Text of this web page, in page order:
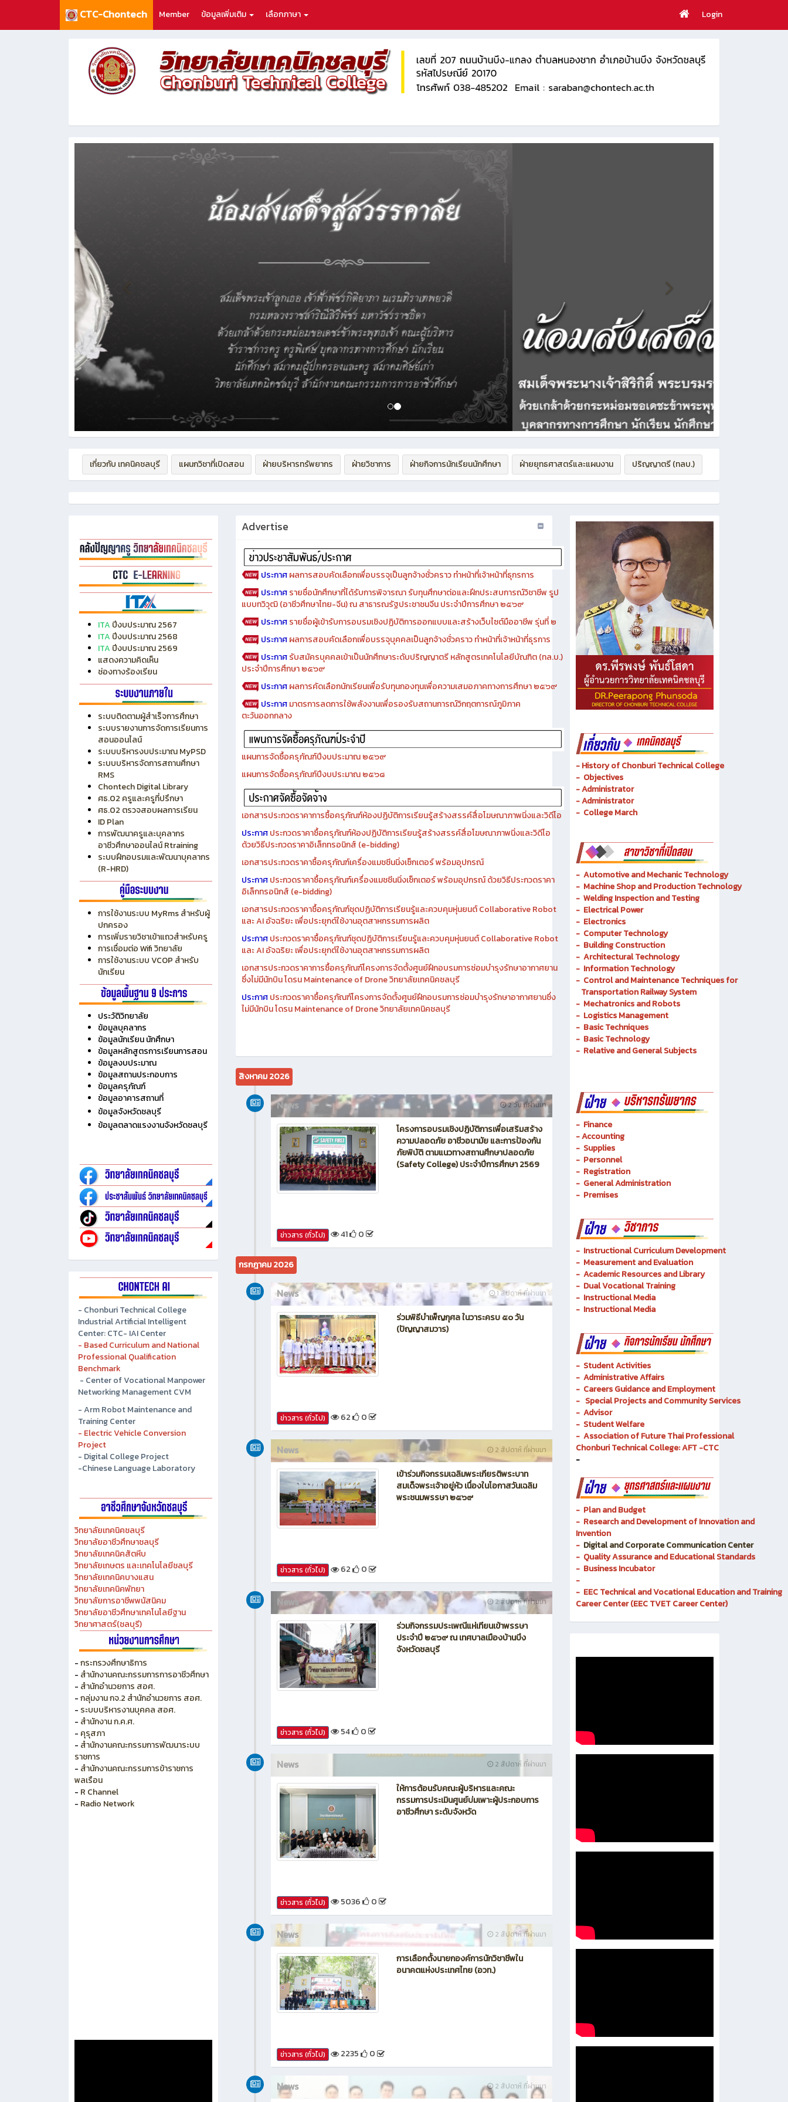
CTC-Chontech Member ข้อมูลเพิ่มเติม เลือกภาษา Login
ITAปีงบประมาณ 2567
ITAปีงบประมาณ 2568
ปีงบประมาณ 2569
แสดงความคิดเห็น
ช่องทางร้องเรียน
ระบบติดตามผู้สำเร็จการศึกษา
ระบบรายงานการจัดการเรียนการ
สอนออนไลน์
ระบบบริหารงบประมาณ MyPSD
ระบบบริหารจัดการสถานศึกษา
RMS
Chontech Digital Library
ศธ.02 ครูและครูที่ปรึกษา
ศธ.02 ตรวจสอบผลการเรียน
ID Plan
การพัฒนาครูและบุคลากร
อาชีวศึกษาออนไลน์ Rtraining
ระบบฝึกอบรมและพัฒนาบุคลากร
(R-HRD)
การใช้งานระบบ MyRms สำหรับผู้
ปกครอง
การเพิ่มรายวิชาเข้าแถวสำหรับครู
การเชื่อมต่อ Wifi วิทยาลัย
การใช้งานระบบ VCOP สำหรับ
นักเรียน
ประวัติวิทยาลัย
ข้อมูลบุคลากร
ข้อมูลนักเรียน นักศึกษา
ข้อมูลหลักสูตรการเรียนการสอน
ข้อมูลงบประมาณ
ข้อมูลสถานประกอบการ
ข้อมูลตลาดแรงงานจังหวัดชลบุรี
- Chonburi Technical College
Industrial Artificial Intelligent
Center: CTC- IAI Center
- Based Curriculum and National
Professional Qualification
Benchmark
- Center of Vocational Manpower
Networking Management CVM
- Arm Robot Maintenance and
Training Center
- Digital College Project
-Chinese Language Laboratory
วิทยาลัยเทคนิคชลบุรี
วิทยาลัยอาชีวศึกษาชลบุรี
วิทยาลัยเทคนิคสัตหีบ
วิทยาลัยเกษตร และเทคโนโลยีชลบุรี
วิทยาลัยเทคนิคบางแสน
วิทยาลัยเทคนิคพัทยา
วิทยาลัยการอาชีพพนัสนิคม
วิทยาลัยอาชีวศึกษาเทคโนโลยีฐาน
วิทยาศาสตร์(ชลบุรี)
- กระทรวงศึกษาธิการ
- สำนักงานคณะกรรมการการอาชีวศึกษา
- สำนักอำนวยการ สอศ.
- กลุ่มงาน กจ.2 สำนักอำนวยการ สอศ.
-ระบบบริหารงานบุคคล สอศ.
- สำนักงาน ก.ค.ศ.
-คุรุสภา
- สำนักงานคณะกรรมการพัฒนาระบบ
ราชการ
Advertise
ประกาศผลการสอบคัดเลือกเพื่อบรรจุเป็นลูกจ้างชั่วคราว ทำหน้าที่เจ้าหน้าที่ธุกรการ
ประกาศรายชื่อนักศึกษาที่ได้รับการพิจารณา รับทุนศึกษาต่อและฝึกประสบการณ์วิชาชีพ รูป
แบบทวิวุฒิ (อาชีวศึกษาไทย-จีน) ณ สาธารณรัฐประชาชนจีน ประจำปีการศึกษา ๒๕๖๙
ประกาศรายชื่อผู้เข้ารับการอบรมเชิงปฏิบัติการออกแบบและสร้างเว็บไซต์มืออาชีพ รุ่นที่ ๒
ประกาศผลการสอบคัดเลือกเพื่อบรรจุบุคคลเป็นลูกจ้างชั่วคราว ทำหน้าที่เจ้าหน้าที่ธุรการ
ประกาศรับสมัครบุคคลเข้าเป็นนักศึกษาระดับปริญญาตรี หลักสูตรเทคโนโลยีบัณฑิต (ทล.บ.)
ประจำปีการศึกษา ๒๕๖๙
ประกาศผลการคัดเลือกนักเรียนเพื่อรับทุนกองทุนเพื่อความเสมอภาคทางการศึกษา ๒๕๖๙
ประกาศมาตรการลดการใช้พลังงานเพื่อรองรับสถานการณ์วิกฤตการณ์ภูมิภาค
ตะวันออกกลาง
แผนการจัดซื้อครุภัณฑ์ปีงบประมาณ ๒๕๖๙
แผนการจัดซื้อครุภัณฑ์ปีงบประมาณ ๒๕๖๘
เอกสารประกวดราคาการซื้อครุภัณฑ์ห้องปฏิบัติการเรียนรู้สร้างสรรค์สื่อโฆษณาภาพนิ่งและวิดีโอ
ประกาศประกวดราคาซื้อครุภัณฑ์ห้องปฏิบัติการเรียนรู้สร้างสรรค์สื่อโฆษณาภาพนิ่งและวิดีโอ
ด้วยวิธีประกวดราคาอิเล็กทรอนิกส์ (e-bidding)
เอกสารประกวดราคาซื้อครุภัณฑ์เครื่องแมชชีนนิ่งเซ็กเตอร์ พร้อมอุปกรณ์
ประกาศประกวดราคาซื้อครุภัณฑ์เครื่องแมชชีนนิ่งเซ็กเตอร์ พร้อมอุปกรณ์ ด้วยวิธีประกวดราคา
อิเล็กทรอนิกส์ (e-bidding)
เอกสารประกวดราคาซื้อครุภัณฑ์ชุดปฏิบัติการเรียนรู้และควบคุมหุ่นยนต์ Collaborative Robot
และ AI อัจฉริยะ เพื่อประยุกต์ใช้งานอุตสาหกรรมการผลิต
ประกาศประกวดราคาซื้อครุภัณฑ์ชุดปฏิบัติการเรียนรู้และควบคุมหุ่นยนต์ Collaborative Robot
และ AI อัจฉริยะ เพื่อประยุกต์ใช้งานอุตสาหกรรมการผลิต
เอกสารประกวดราคาการซื้อครุภัณฑ์โครงการจัดตั้งศูนย์ฝึกอบรมการซ่อมบำรุงรักษาอากาศยาน
ไม่มีนักบิน โดรน Maintenance of Drone วิทยาลัยเทคนิคชลบุรี
สิงหาคม 2026
2 วัน ที่ผ่านมา
News
ข่าวสาร (ทั่วไป) 41 0
กรกฎาคม 2026
News
ข่าวสาร (ทั่วไป) 62 0
News
ข่าวสาร (ทั่วไป) 62 0
News
ข่าวสาร (ทั่วไป) 54 0
5036 0
News
- History of Chonburi Technical College
- Administrator
- College March
- Automotive and Mechanic
- Machine Shop and Production Technology
- Welding Inspection and Testing
- Electrical Power
- Electronics
- Computer Technology
-Building Construction
- Architectural Technology
- Information Technology
- Control and Maintenance Techniques for
Transportation Railway System
- Mechatronics and Robots
-Relative and General Subjects
- Finance
- Accounting
- Supplies
- Registration
-General Administration
-Premises
- Instructional Curriculum Development
- Measurement and Evaluation
-Dual Vocational Training
-Instructional Media
-Instructional Media
- Student Activities
- Administrative Affairs
- Careers Guidance and Employment
-Special Projects and Community Services
-
-Association of Future Thai Professional
Chonburi Technical College: AFT -CTC
-
- Plan and Budget
- Research and Development of Innovation and
Invention
- Digital and Corporate Communication Center
- Quality Assurance and Educational Standards